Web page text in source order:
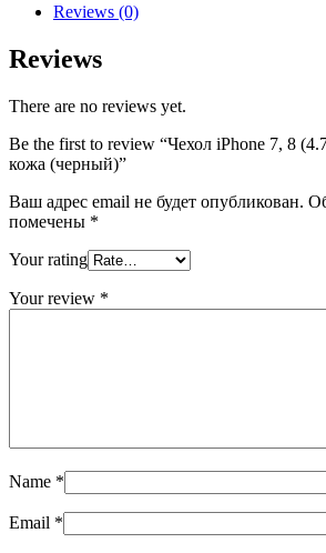
Reviews (0)
Reviews
There are no reviews yet.
Be the first to review “Чехол iPhone 7, 8
кожа (черный)”
Ваш адрес email не будет опубликован.
помечены *
Your rating
Your review *
Name *
Email *